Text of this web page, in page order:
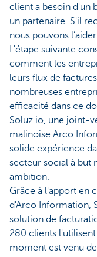
client a besoin d'un
un partenaire. S'il
nous pouvons
L'étape suivante
comment les
leurs flux de
nombreuses
efficacité dans ce
Soluz.io, une joint-
malinoise Arco
solide expérience
secteur social à but
ambition.
Grâce à l'apport en
d'Arco Information,
solution de
280 clients
moment est venu